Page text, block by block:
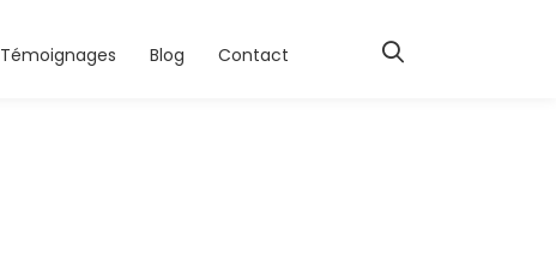
Témoignages Blog Contact